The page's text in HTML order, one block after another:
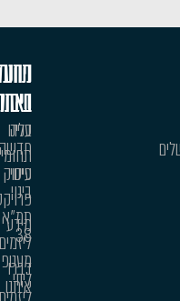
ניווט
באתר
עלינו
תחומי
עיסוק
פרויקטים
מידע
ליזמים
דברו
איתנו
תחומי
עיסוק
בניה
חדשה
פינוי
בינוי
תמ"א
38
מעטפת
ליווי